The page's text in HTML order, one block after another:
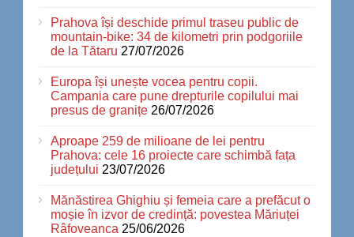
Prahova își deschide primul traseu public de
mountain-bike: 34 de kilometri prin podgoriile
de la Tătaru 27/07/2026
Europa își unește vocea pentru copii.
Campania care pune drepturile copilului mai
presus de granițe 26/07/2026
Aproape 259 de milioane de lei pentru
Prahova: cele 16 proiecte care schimbă fața
județului 23/07/2026
Mănăstirea Ghighiu și femeia care a prefăcut o
moșie în izvor de credință: povestea Măriuței
Râfoveanca 25/06/2026